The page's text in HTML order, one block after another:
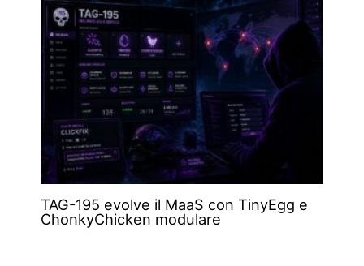
TAG-195 evolve il MaaS con TinyEgg e
ChonkyChicken modulare